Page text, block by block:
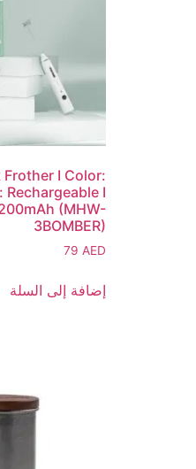
I Color:
Rechargeable I
(MHW-
3BOMBER)
79 AED
إضافة إلى السلة